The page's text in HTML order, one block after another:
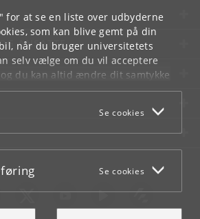
for at se en liste over udbyderne
som kan blive gemt på din
når du bruger universitetets
selv vælge om du vil acceptere
du kan altid ændre dit samtykke
som du finder i
afslå Se cookies
afslå Se cookies
ANSATTE